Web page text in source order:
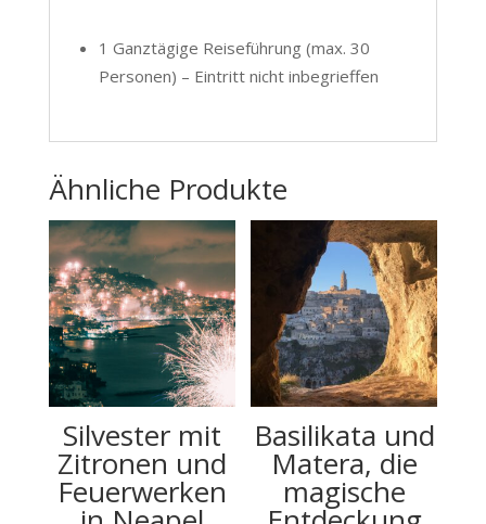
1 Ganztägige Reiseführung (max. 30
Personen) – Eintritt nicht inbegrieffen
Ähnliche Produkte
Silvester mit
Zitronen und
Feuerwerken
Basilikata und
Matera, die
magische